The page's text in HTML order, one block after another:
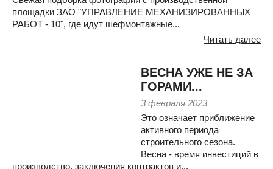
площадки ЗАО "УПРАВЛЕНИЕ МЕХАНИЗИРОВАННЫХ
РАБОТ - 10", где идут шефмонтажные...
Читать далее
ВЕСНА УЖЕ НЕ ЗА
ГОРАМИ...
3 февраля 2023
Это означает приближение
активного периода
строительного сезона.
Весна - время инвестиций в
производство, заключения контрактов и...